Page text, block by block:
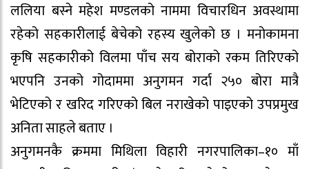
ललिया बस्ने महेश मण्डलको नाममा विचारधिन अवस्थामा
रहेको सहकारीलाई बेचेको रहस्य खुलेको छ । मनोकामना
कृषि सहकारीको विलमा पाँच सय बोराको रकम तिरिएको
भएपनि उनको गोदाममा अनुगमन गर्दा २५० बोरा मात्रै
भेटिएको र खरिद गरिएको बिल नराखेको पाइएको उपप्रमुख
अनिता साहले बताए ।
अनुगमनकै क्रममा मिथिला विहारी नगरपालिका–१० माँ